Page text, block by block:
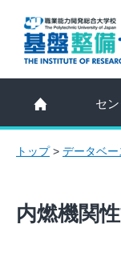
セ
トップ> データベー
内燃機関